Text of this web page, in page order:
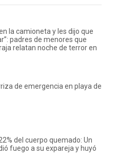
la camioneta y les dijo que
padres de menores que
relatan noche de terror en
de emergencia en playa de
del cuerpo quemado: Un
fuego a su expareja y huyó